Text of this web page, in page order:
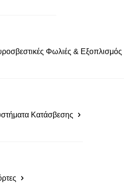
Φωλιές & Εξοπλισμός
Κατάσβεσης